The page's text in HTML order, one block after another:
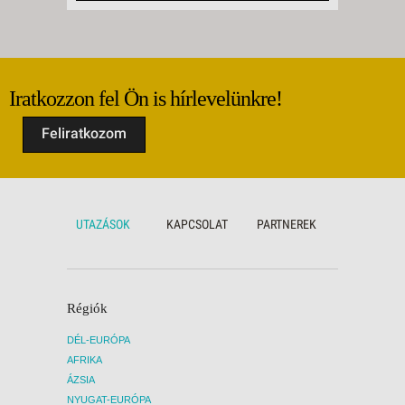
Iratkozzon fel Ön is hírlevelünkre!
Feliratkozom
UTAZÁSOK KAPCSOLAT PARTNEREK
Régiók
DÉL-EURÓPA
AFRIKA
ÁZSIA
NYUGAT-EURÓPA